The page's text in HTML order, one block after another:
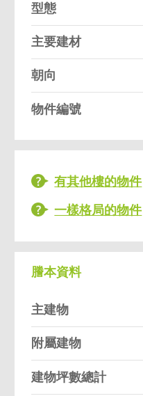
型態
主要建材
朝向
物件編號
有其他樓的物件
一樣格局的物件
謄本資料
主建物
附屬建物
建物坪數總計